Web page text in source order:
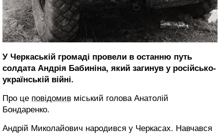
У Черкаській громаді провели в останню путь
солдата Андрія Бабиніна, який загинув у російсько-
українській війні.
Про це повідомив міський голова Анатолій
Бондаренко.
Андрій Миколайович народився у Черкасах. Навчався